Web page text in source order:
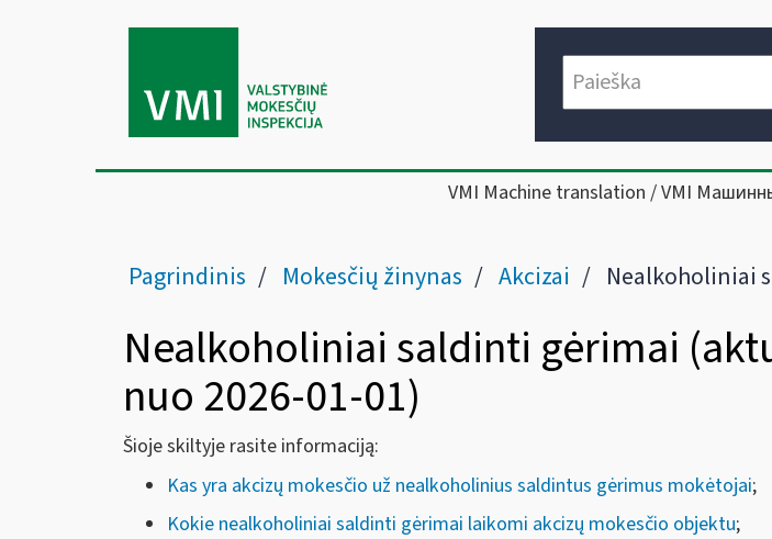
VMI Machine translation / VMI
Pagrindinis Mokesčių žinynas Akcizai Nealkoholiniai saldinti gėrimai
Nealkoholiniai saldinti gėrimai
nuo 2026-01-01)
Šioje skiltyje rasite informaciją:
Kas yra akcizų mokesčio už nealkoholinius saldintus gėrimus mokėtojai;
Kokie nealkoholiniai saldinti gėrimai laikomi akcizų mokesčio objektu;